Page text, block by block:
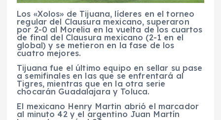
Los «Xolos» de Tijuana, líderes en el torneo
regular del Clausura mexicano, superaron
por 2-0 al Morelia en la vuelta de los cuartos
de final del Clausura mexicano (2-1 en el
global) y se metieron en la fase de los
cuatro mejores.
Tijuana fue el último equipo en sellar su pase
a semifinales en las que se enfrentará al
Tigres, mientras que en la otra serie
chocarán Guadalajara y Toluca.
El mexicano Henry Martin abrió el marcador
al minuto 42 y el argentino Juan Martín